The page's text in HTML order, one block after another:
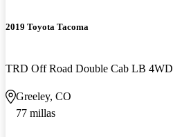
2019 Toyota Tacoma
TRD Off Road Double Cab LB 4WD
Greeley, CO
77 millas